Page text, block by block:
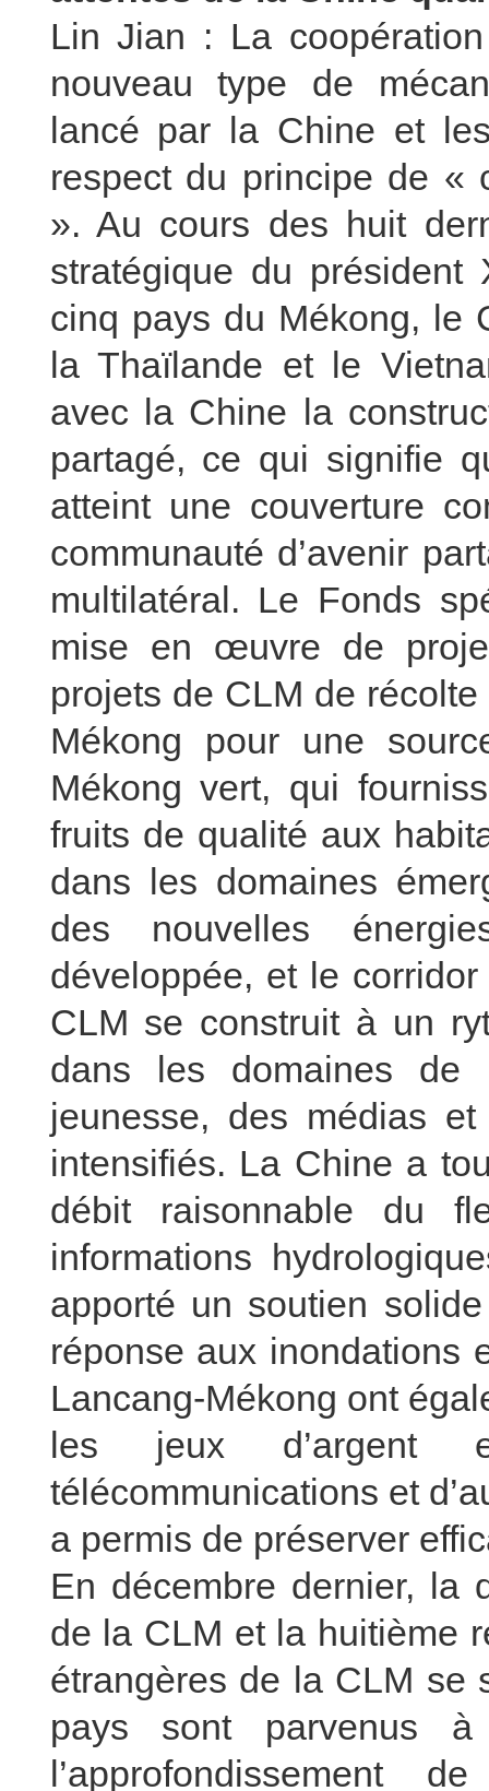
Lin Jian : La
nouveau type de
lancé par la Chine et
respect du principe de «
». Au cours des huit
stratégique du
cinq pays du Mékong, le
la Thaïlande et le
avec la Chine la
partagé, ce qui signifie
atteint une couverture
communauté d’avenir
multilatéral. Le Fonds
mise en œuvre de
projets de CLM de
Mékong pour une
Mékong vert, qui
fruits de qualité aux
dans les domaines
des nouvelles
développée, et le
CLM se construit à un
dans les domaines
jeunesse, des médias
intensifiés. La Chine a
débit raisonnable du
informations
apporté un soutien
réponse aux inondations
Lancang-Mékong ont
les jeux
télécommunications et
a permis de préserver
En décembre dernier, la
de la CLM et la huitième
étrangères de la CLM se
pays sont parvenus
l’approfondissement